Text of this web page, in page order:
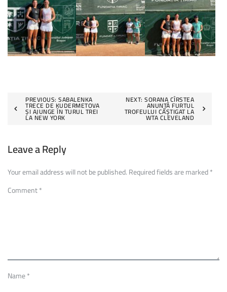
Post
navigation
PREVIOUS: SABALENKA
TRECE DE KUDERMETOVA
ȘI AJUNGE ÎN TURUL TREI
LA NEW YORK
NEXT: SORANA CÎRSTEA
ANUNȚĂ FURTUL
TROFEULUI CÂȘTIGAT LA
WTA CLEVELAND
Leave a Reply
Your email address will not be published.Required fields are marked*
Comment*
Name*